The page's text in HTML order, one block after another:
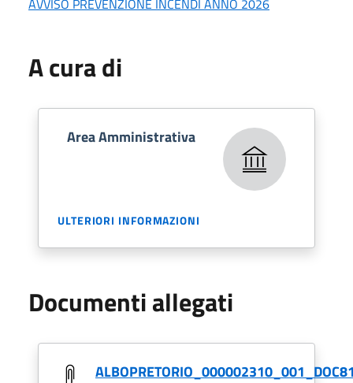
AVVISO PREVENZIONE INCENDI ANNO 2026
A cura di
Area Amministrativa
ULTERIORI INFORMAZIONI
Documenti allegati